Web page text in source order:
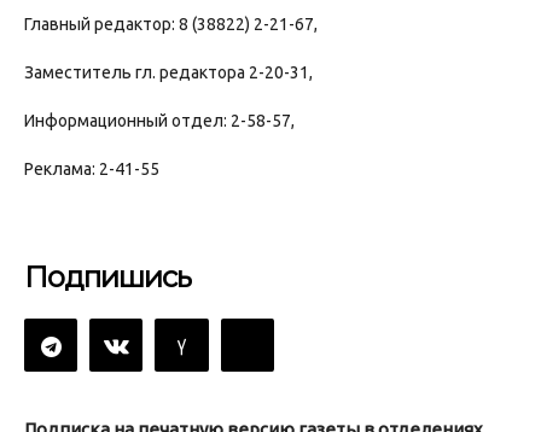
Главный редактор: 8 (38822) 2-21-67,
Заместитель гл. редактора 2-20-31,
Информационный отдел: 2-58-57,
Реклама: 2-41-55
Подпишись